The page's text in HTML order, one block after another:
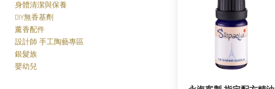
身體清潔與保養
DIY無香基劑
薰香配件
設計師 手工陶藝專區
銀髮族
嬰幼兒